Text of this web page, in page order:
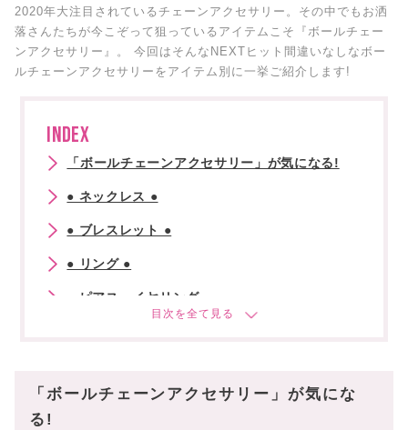
2020年大注目されているチェーンアクセサリー。その中でもお洒
落さんたちが今こぞって狙っているアイテムこそ『ボールチェー
ンアクセサリー』。 今回はそんなNEXTヒット間違いなしなボー
ルチェーンアクセサリーをアイテム別に一挙ご紹介します!
INDEX
「ボールチェーンアクセサリー」が気になる!
● ネックレス ●
● ブレスレット ●
● リング ●
● ピアス・イヤリング ●
「ボールチェーンアクセサリー」が気にな
る!